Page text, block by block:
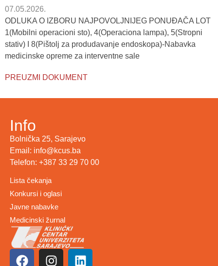
07.05.2026.
ODLUKA O IZBORU NAJPOVOLJNIJEG PONUĐAČA LOT
1(Mobilni operacioni sto), 4(Operaciona lampa), 5(Stropni
stativ) I 8(Pištolj za produdavanje endoskopa)-Nabavka
medicinske opreme za interventne sale
PREUZMI DOKUMENT
Info
Bolnička 25, Sarajevo
Email: info@kcus.ba
Telefon: +387 33 29 70 00
Lista čekanja
Konkursi i oglasi
Javne nabavke
Medicinski žurnal